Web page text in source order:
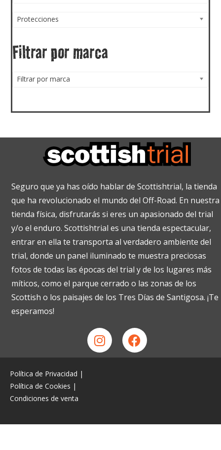
Protecciones
Filtrar por marca
Filtrar por marca
Seguro que ya has oído hablar de Scottishtrial, la tienda
que ha revolucionado el mundo del Off-Road. En nuestra
tienda física, disfrutarás si eres un apasionado del trial
y/o el enduro. Scottishtrial es una tienda espectacular,
entrar en ella te transporta al verdadero ambiente del
trial, donde un panel iluminado te muestra preciosas
fotos de todas las épocas del trial y de los lugares más
míticos, como el parque cerrado o las zonas de los
Scottish o los paisajes de los Tres Días de Santigosa. ¡Te
esperamos!
Política de Privacidad |
Política de Cookies |
Condiciones de venta